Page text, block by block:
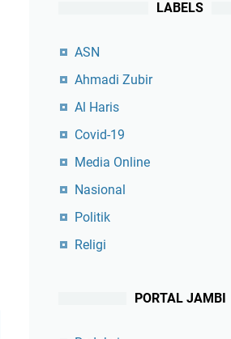
LABELS
ASN
Ahmadi Zubir
Al Haris
Covid-19
Media Online
Nasional
Politik
Religi
PORTAL JAMBI